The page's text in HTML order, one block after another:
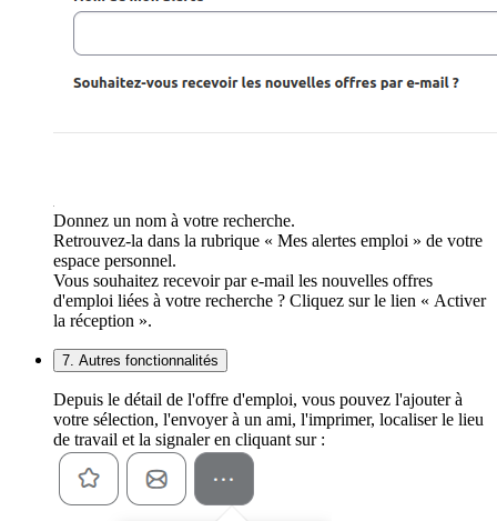
Donnez un nom à votre recherche.
Retrouvez-la dans la rubrique « Mes alertes emploi » de votre
espace personnel.
Vous souhaitez recevoir par e-mail les nouvelles offres
d'emploi liées à votre recherche ? Cliquez sur le lien « Activer
la réception ».
7. Autres fonctionnalités
Depuis le détail de l'offre d'emploi, vous pouvez l'ajouter à
votre sélection, l'envoyer à un ami, l'imprimer, localiser le lieu
de travail et la signaler en cliquant sur :